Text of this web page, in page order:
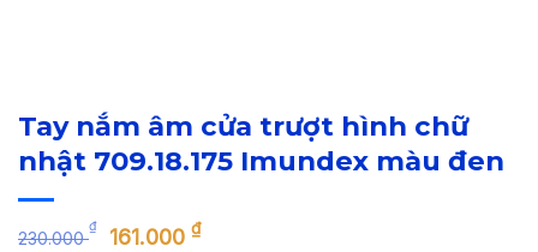
Tay nắm âm cửa trượt hình chữ
nhật 709.18.175 Imundex màu đen
230.000
₫
Giá
161.000₫Giá